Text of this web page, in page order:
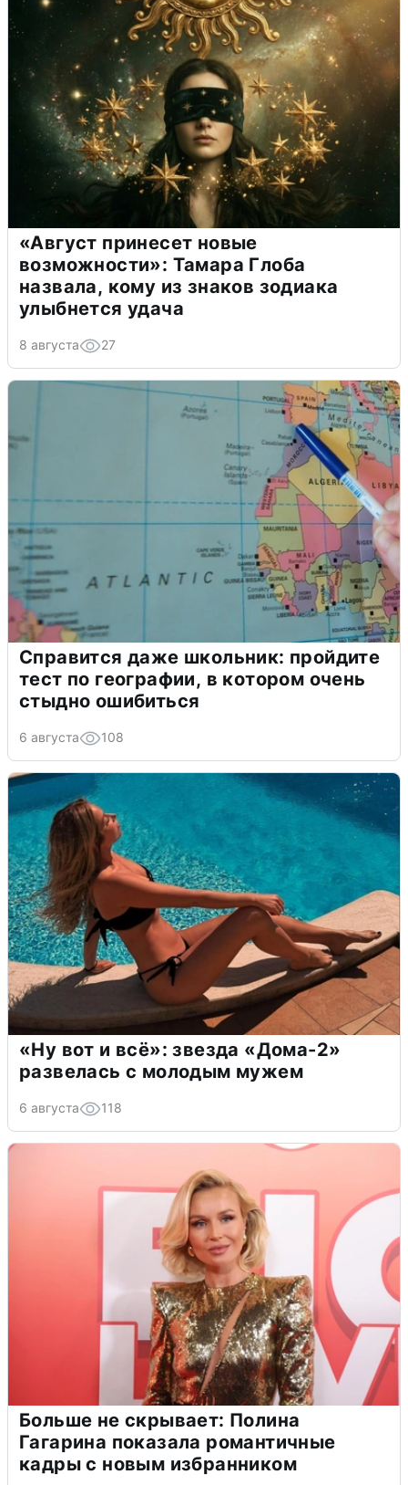
«Август принесет новые
возможности»: Тамара Глоба
назвала, кому из знаков зодиака
улыбнется удача
8 августа 27
Справится даже школьник: пройдите
тест по географии, в котором очень
стыдно ошибиться
6 августа 108
«Ну вот и всё»: звезда «Дома-2»
развелась с молодым мужем
6 августа 118
Больше не скрывает: Полина
Гагарина показала романтичные
кадры с новым избранником